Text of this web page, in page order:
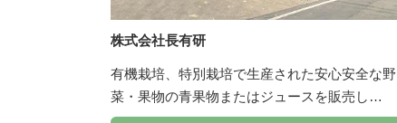
株式会社長有研
有機栽培、特別栽培で生産された安心安全な野
菜・果物の青果物またはジュースを販売し…